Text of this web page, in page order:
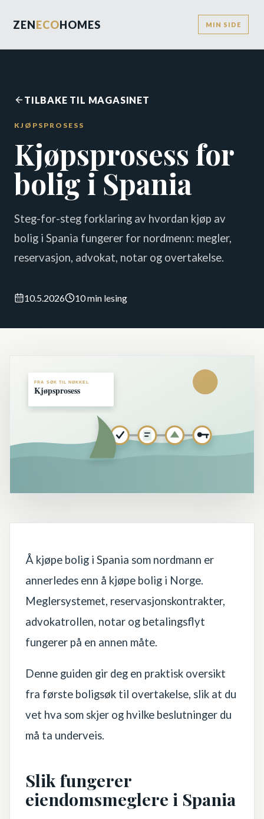
ZENECOHOMES MIN SIDE
TILBAKE TIL MAGASINET
KJØPSPROSESS
Kjøpsprosess for
bolig i Spania
Steg-for-steg forklaring av hvordan kjøp av
bolig i Spania fungerer for nordmenn: megler,
reservasjon, advokat, notar og overtakelse.
10.5.2026 10 min lesing
Å kjøpe bolig i Spania som nordmann er
annerledes enn å kjøpe bolig i Norge.
Meglersystemet, reservasjonskontrakter,
advokatrollen, notar og betalingsflyt
fungerer på en annen måte.
Denne guiden gir deg en praktisk oversikt
fra første boligsøk til overtakelse, slik at du
vet hva som skjer og hvilke beslutninger du
må ta underveis.
Slik fungerer
eiendomsmeglere i Spania